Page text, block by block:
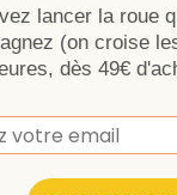
lancer la roue
(on croise
dès 49€